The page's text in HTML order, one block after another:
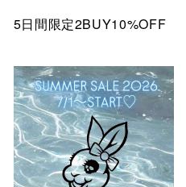
5日間限定2BUY10%OFF